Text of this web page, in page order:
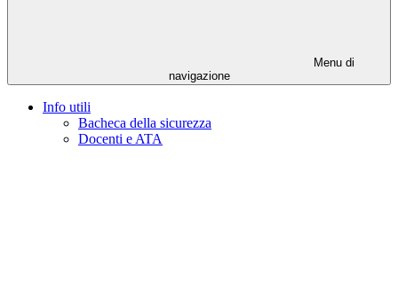
Menu di
navigazione
Info utili
Bacheca della sicurezza
Docenti e ATA